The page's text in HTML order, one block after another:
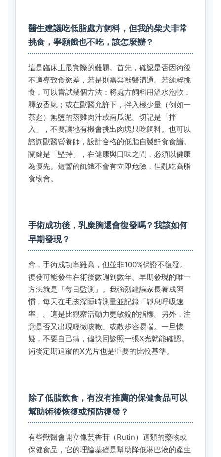
醫生建議吃低脂處方飼料，但我的柴犬非常
挑食，寧願餓也不吃，該怎麼辦？
這是臨床上最實際的難題。首先，確認是否因術後
不適導致食慾差，若是則需與獸醫溝通。若純粹挑
食，可以嘗試幾個方法：將處方飼料用溫水泡軟，
釋放香氣；或在獸醫允許下，拌入極少量（例如一
茶匙）無鹽的蒸雞肉汁或南瓜泥。切記是「拌
入」，不要讓牠有機會挑出肉塊只吃飼料。也可以
諮詢獸醫營養師，設計合格的低脂自製鮮食食譜。
關鍵是「堅持」，在健康與口味之間，必須以健康
為優先。短暫的飢餓不會有立即危險，但亂吃高脂
食物會。
手術成功後，乳糜胸還會復發嗎？我該如何
早期發現？
會，手術成功率雖高，但並非100%保證不復發。
復發可能發生在術後數週到數年。早期發現的唯一
方法就是「每日監測」。我強烈建議家長養成習
慣，每天在毛孩深睡時測量並記錄「靜息呼吸速
率」。這是比觀察活動力更敏銳的指標。另外，注
意是否又出現輕微咳嗽、或散步容易喘。一旦懷
疑，不要自己猜，儘快回診照一張X光就能確認。
術後定期追蹤的X光片也是重要的比較基準。
除了低脂飲食，有沒有推薦的保健食品可以
幫助術後恢復或預防復發？
有些獸醫會開立像芸香苷（Rutin）這類的藥物或
保健食品，它的理論基礎是幫助降低淋巴液的產生